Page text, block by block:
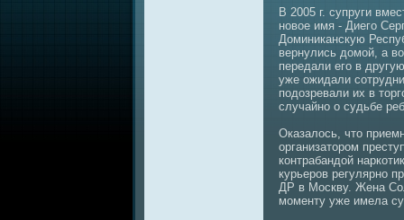
В 2005 г. супруги
новое имя - Диего
Доминиканскую
вернулись домой, а
передали его в
уже ожидали
подозревaли их в
случайно о судьбе
Оказалось, что
организатором
контрабандой
курьеров регулярно
ДР в Москву. Женa
моменту уже имела